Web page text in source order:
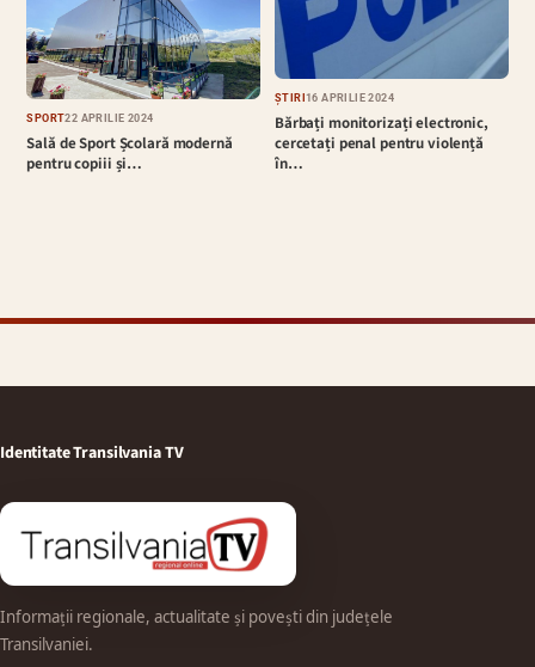
SPORT22 APRILIE 2024
Sală de Sport Școlară modernă
pentru copiii și…
ȘTIRI16 APRILIE 2024
Bărbați monitorizați electronic,
cercetați penal pentru violență
în…
Identitate Transilvania TV
Informații regionale, actualitate și povești din județele
Transilvaniei.